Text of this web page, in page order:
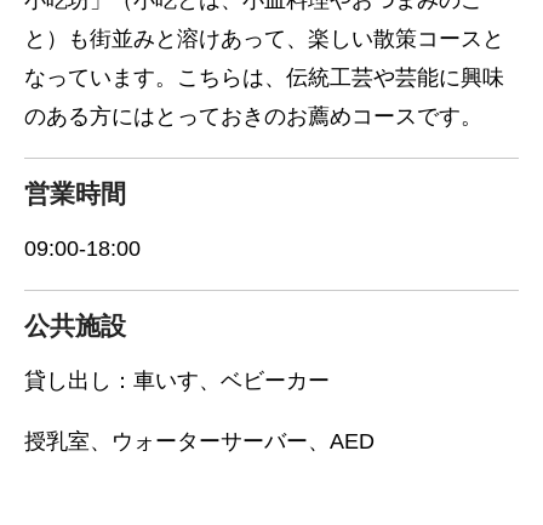
と）も街並みと溶けあって、楽しい散策コースと
なっています。こちらは、伝統工芸や芸能に興味
のある方にはとっておきのお薦めコースです。
営業時間
09:00-18:00
公共施設
貸し出し：車いす、ベビーカー
授乳室、ウォーターサーバー、AED